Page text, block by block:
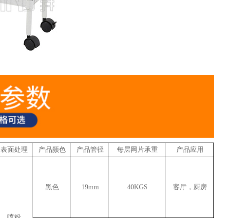
表面处理 产品颜色 产品管径 每层网片承重 产品应用
黑色 19mm 40KGS 客厅，厨房